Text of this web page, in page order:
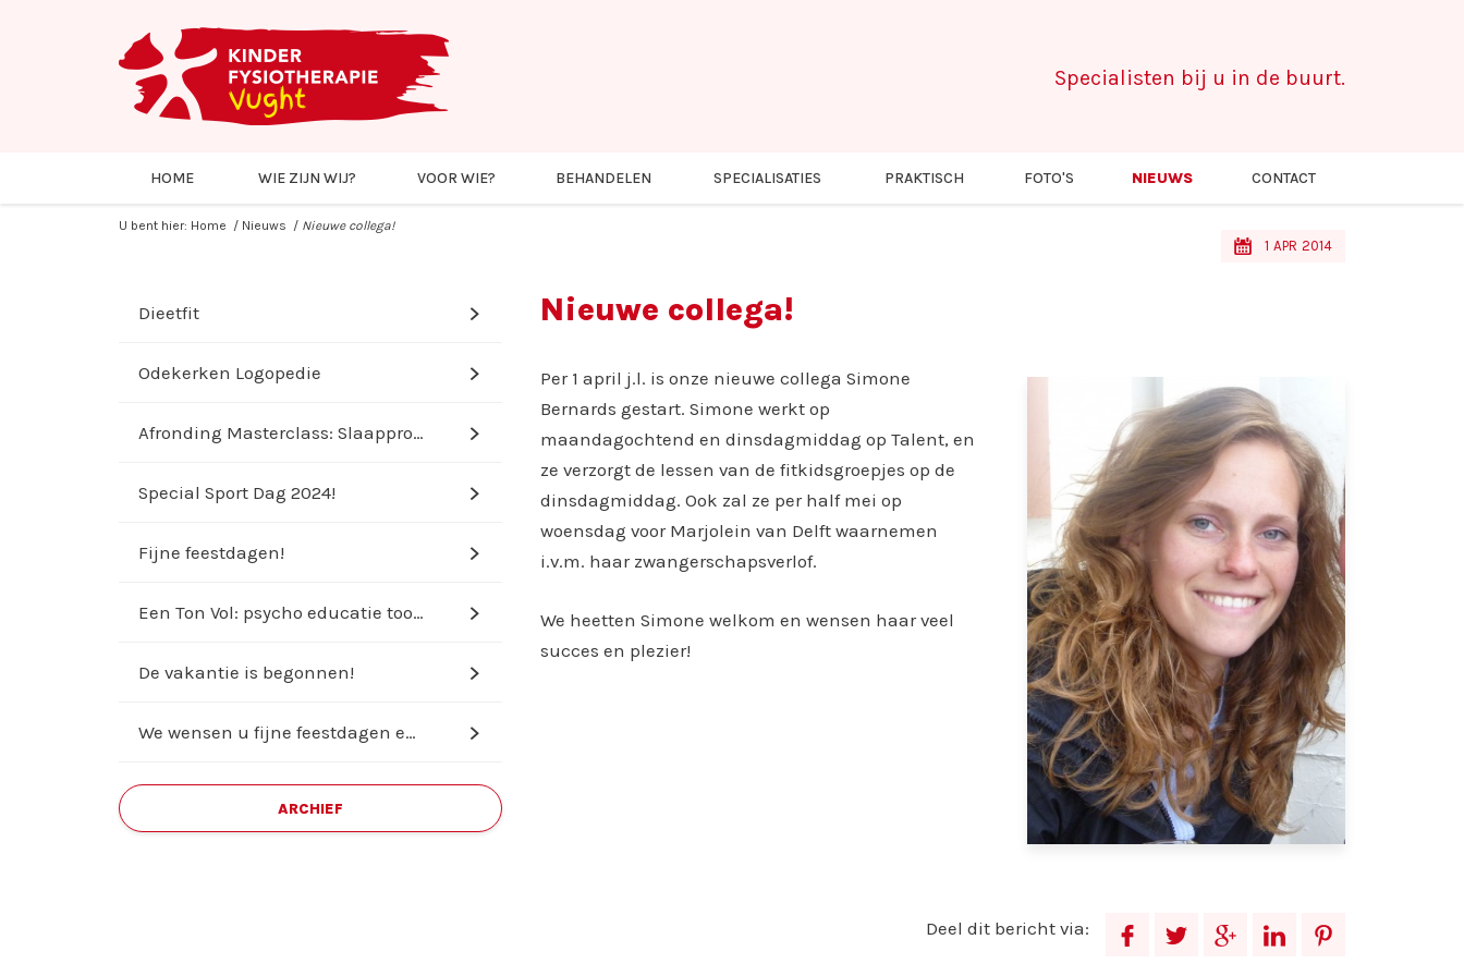
Specialisten bij u in de buurt.
HOME WIE ZIJN WIJ? VOOR WIE? BEHANDELEN SPECIALISATIES PRAKTISCH FOTO'S NIEUWS CONTACT
U bent hier: Home / Nieuws / Nieuwe collega!
s 1 APR 2014
Nieuwe collega!
Per 1 april j.l. is onze nieuwe collega Simone
Bernards gestart. Simone werkt op
maandagochtend en dinsdagmiddag op Talent, en
ze verzorgt de lessen van de fitkidsgroepjes op de
dinsdagmiddag. Ook zal ze per half mei op
woensdag voor Marjolein van Delft waarnemen
i.v.m. haar zwangerschapsverlof.
We heetten Simone welkom en wensen haar veel
succes en plezier!
g
i
f
q
d
Deel dit bericht via:
Dieetfit d
Odekerken Logopedie d
Afronding Masterclass: Slaapproble... d
Special Sport Dag 2024! d
Fijne feestdagen! d
Een Ton Vol: psycho educatie tool ... d
De vakantie is begonnen! d
We wensen u fijne feestdagen en ee... d
ARCHIEF